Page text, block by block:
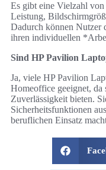
Es gibt eine Vielzahl
Leistung,
Dadurch können Nutzer
ihren individuellen
Sind HP Pavilion
Ja, viele HP Pavilion
Homeoffice geeignet,
Zuverlässigkeit bieten.
Sicherheitsfunktionen
beruflichen Einsatz